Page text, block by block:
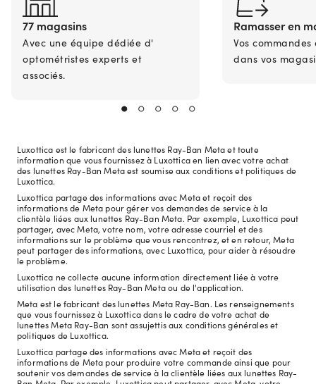
77 magasins
Avec une équipe dédiée d'
optométristes experts et
associés.
Ramasser en
Vos
dans vos
Luxottica est le fabricant des lunettes Ray-Ban Meta et toute
information que vous fournissez à Luxottica en lien avec votre achat
des lunettes Ray-Ban Meta est soumise aux conditions et politiques de
Luxottica.
Luxottica partage des informations avec Meta et reçoit des
informations de Meta pour gérer vos demandes de service à la
clientèle liées aux lunettes Ray-Ban Meta. Par exemple, Luxottica peut
partager, avec Meta, votre nom, votre adresse courriel et des
informations sur le problème que vous rencontrez, et en retour, Meta
peut partager des informations, avec Luxottica, pour aider à résoudre
le problème.
Luxottica ne collecte aucune information directement liée à votre
utilisation des lunettes Ray-Ban Meta ou de l'application.
Meta est le fabricant des lunettes Meta Ray-Ban. Les renseignements
que vous fournissez à Luxottica dans le cadre de votre achat de
lunettes Meta Ray-Ban sont assujettis aux conditions générales et
politiques de Luxottica.
Luxottica partage des informations avec Meta et reçoit des
informations de Meta pour produire votre commande ainsi que pour
soutenir vos demandes de service à la clientèle liées aux lunettes Ray-